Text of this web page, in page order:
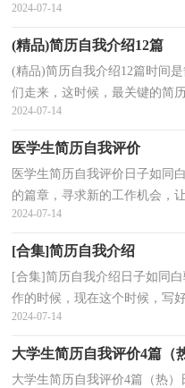
疼，以下是小编整理的简历个
2024-07-14
(精品)简历自我介绍12篇
(精品)简历自我介绍12篇时间
们走来，这时候，最关键的简
吗？下面是小编整理的简历自
2024-07-14
医学生简历自我评价
医学生简历自我评价日子如同
的篇章，寻求新的工作机会，
简历需要注意哪些问题吗？以
2024-07-14
[合集]简历自我介绍
[合集]简历自我介绍日子如同
作的时候，现在这个时候，写
不再为写简历头疼，以下是小
2024-07-14
大学生简历自我评价4篇（
大学生简历自我评价4篇（热